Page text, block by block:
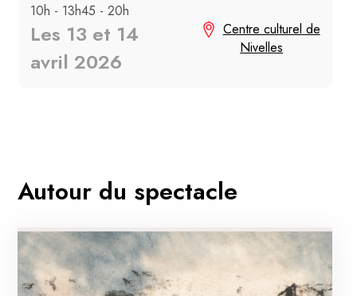
10h - 13h45 - 20h
Les 13 et 14
avril 2026
Centre culturel de
Nivelles
Autour du spectacle